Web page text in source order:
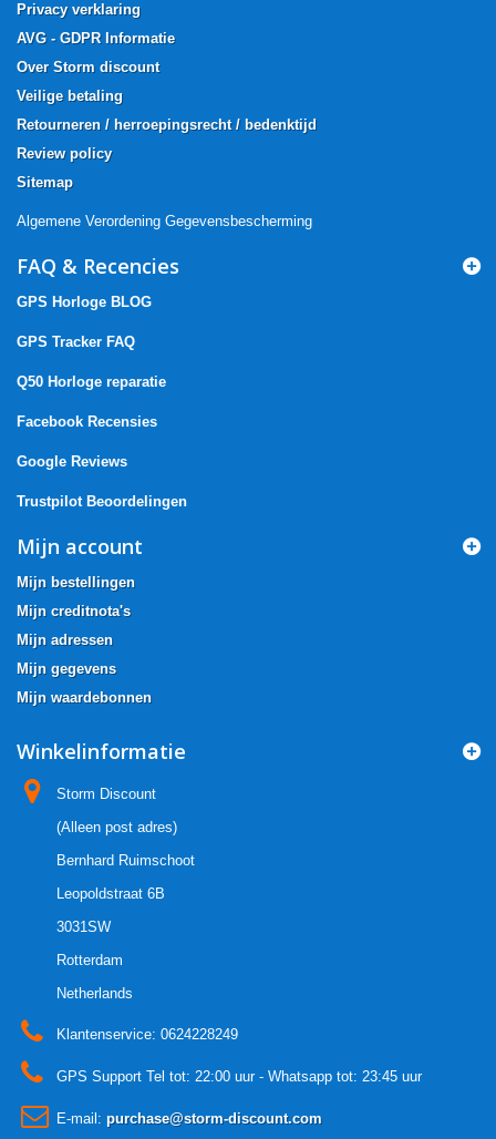
Privacy verklaring
AVG - GDPR Informatie
Over Storm discount
Veilige betaling
Retourneren / herroepingsrecht / bedenktijd
Review policy
Sitemap
Algemene Verordening Gegevensbescherming
FAQ & Recencies
GPS Horloge BLOG
GPS Tracker FAQ
Q50 Horloge reparatie
Facebook Recensies
Google Reviews
Trustpilot Beoordelingen
Mijn account
Mijn bestellingen
Mijn creditnota's
Mijn adressen
Mijn gegevens
Mijn waardebonnen
Winkelinformatie
Storm Discount
(Alleen post adres)
Bernhard Ruimschoot
Leopoldstraat 6B
3031SW
Rotterdam
Netherlands
Klantenservice: 0624228249
GPS Support Tel tot: 22:00 uur - Whatsapp tot: 23:45 uur
E-mail: purchase@storm-discount.com